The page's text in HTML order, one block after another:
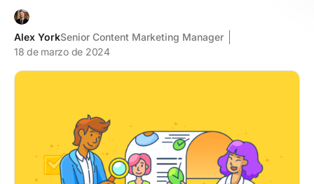
Alex YorkSenior Content Marketing Manager
18 de marzo de 2024